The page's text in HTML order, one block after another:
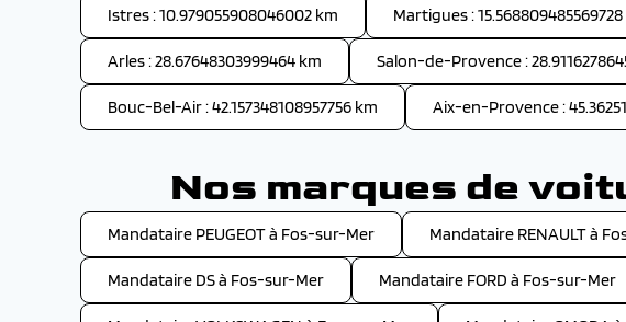
Istres : 10.979055908046002 km Martigues :
Arles : 28.67648303999464 km Salon-de-Provence :
Bouc-Bel-Air : 42.157348108957756 km Aix-en-Provence :
Nos marques de
Mandataire PEUGEOT à Fos-sur-Mer Mandataire RENAULT à
Mandataire DS à Fos-sur-Mer Mandataire FORD à Fos-sur-Mer